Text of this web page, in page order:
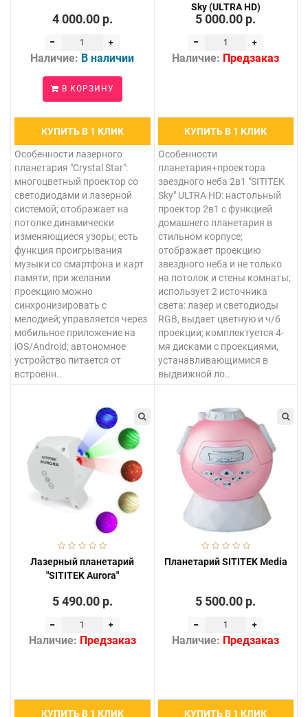
4 000.00 р.
Наличие: В наличии
В КОРЗИНУ
КУПИТЬ В 1 КЛИК
Особенности лазерного
планетария "Crystal Star":
многоцветный проектор со
светодиодами и лазерной
системой; отображает на
потолке динамически
изменяющиеся узоры; есть
функция проигрывания
музыки со смартфона и карт
памяти; при желании
проекцию можно
синхронизировать с
мелодией; управляется через
мобильное приложение на
iOS/Android; автономное
устройство питается от
встроенн..
Sky (ULTRA HD)
5 000.00 р.
Наличие: Предзаказ
КУПИТЬ В 1 КЛИК
Особенности
планетария+проектора
звездного неба 2в1 "SITITEK
Sky" ULTRA HD: настольный
проектор 2в1 с функцией
домашнего планетария в
стильном корпусе;
отображает проекцию
звездного неба и не только
на потолок и стены комнаты;
использует 2 источника
света: лазер и светодиоды
RGB, выдает цветную и ч/б
проекции; комплектуется 4-
мя дисками с проекциями,
устанавливающимися в
выдвижной ло..
Лазерный планетарий
"SITITEK Aurora"
5 490.00 р.
Наличие: Предзаказ
КУПИТЬ В 1 КЛИК
Планетарий SITITEK Media
5 500.00 р.
Наличие: Предзаказ
КУПИТЬ В 1 КЛИК